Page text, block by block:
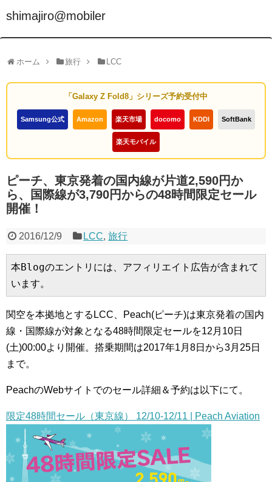
shimajiro@mobiler
ホーム 旅行 LCC
「Galaxy Z Fold8」シリーズ予約受付中
Samsung公式 Amazon 楽天市場 docomo KDDI SoftBank
楽天モバイル
ピーチ、東京発着の国内線が片道2,590円か
ら、国際線が3,790円からの48時間限定セール
開催！
2016/12/9 LCC,旅行
本Blogのエントリには、アフィリエイト広告が含まれて
います。
関空を本拠地とするLCC、Peach(ピーチ)は東京発着の国内
線・国際線が対象となる48時間限定セールを12月10日
(土)00:00より開催。搭乗期間は2017年1月8日から3月25日
まで。
PeachのWebサイトでのセール詳細＆予約は以下にて。
限定48時間セール（東京線） 12/10-12/11 | Peach Aviation